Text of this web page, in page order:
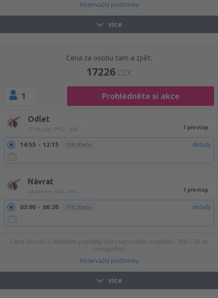
Rezervační podmínky
více
Cena za osobu tam a zpět:
17226 CZK
1 Prohlédněte si akce
Odlet
10 lis (úte) PRG - BKK 1 přestup
14:55 12:15 15h 20min detaily
Návrat
24 lis (úte) BKK - PRG 1 přestup
03:00 06:20 33h 20min detaily
Cena letenky s letištními poplatky (bez servisního poplatku: 756 CZK za
cestujícího)
Rezervační podmínky
více